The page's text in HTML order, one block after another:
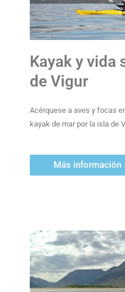
Kayak y vida
de Vigur
Acérquese a aves y focas
kayak de mar por la isla de
Más información